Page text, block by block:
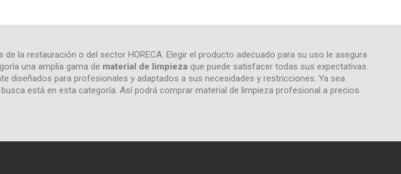
la restauración o del sector HORECA. Elegir el producto adecuado para su uso le asegura
una amplia gama de material de limpieza que puede satisfacer todas sus expectativas.
diseñados para profesionales y adaptados a sus necesidades y restricciones. Ya sea
está en esta categoría. Así podrá comprar material de limpieza profesional a precios